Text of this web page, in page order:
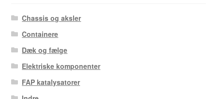
Chassis og aksler
Containere
Dæk og fælge
Elektriske komponenter
FAP katalysatorer